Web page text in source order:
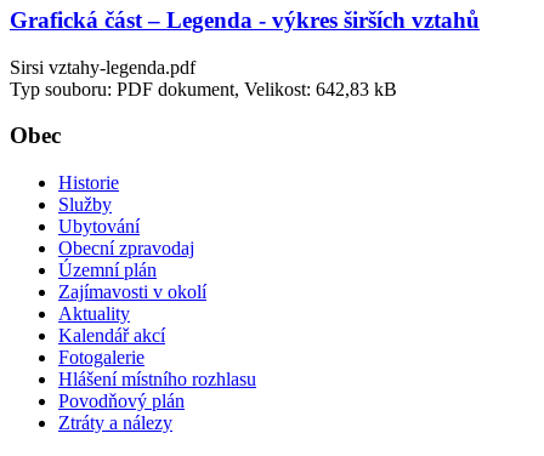
Grafická část – Legenda - výkres širších vztahů
Sirsi vztahy-legenda.pdf
Typ souboru: PDF dokument, Velikost: 642,83 kB
Obec
Historie
Služby
Ubytování
Obecní zpravodaj
Územní plán
Zajímavosti v okolí
Aktuality
Kalendář akcí
Fotogalerie
Hlášení místního rozhlasu
Povodňový plán
Ztráty a nálezy